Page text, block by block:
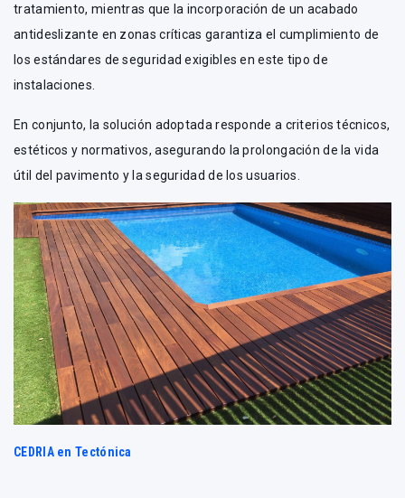
tratamiento, mientras que la incorporación de un acabado
antideslizante en zonas críticas garantiza el cumplimiento de
los estándares de seguridad exigibles en este tipo de
instalaciones.
En conjunto, la solución adoptada responde a criterios técnicos,
estéticos y normativos, asegurando la prolongación de la vida
útil del pavimento y la seguridad de los usuarios.
CEDRIA en Tectónica